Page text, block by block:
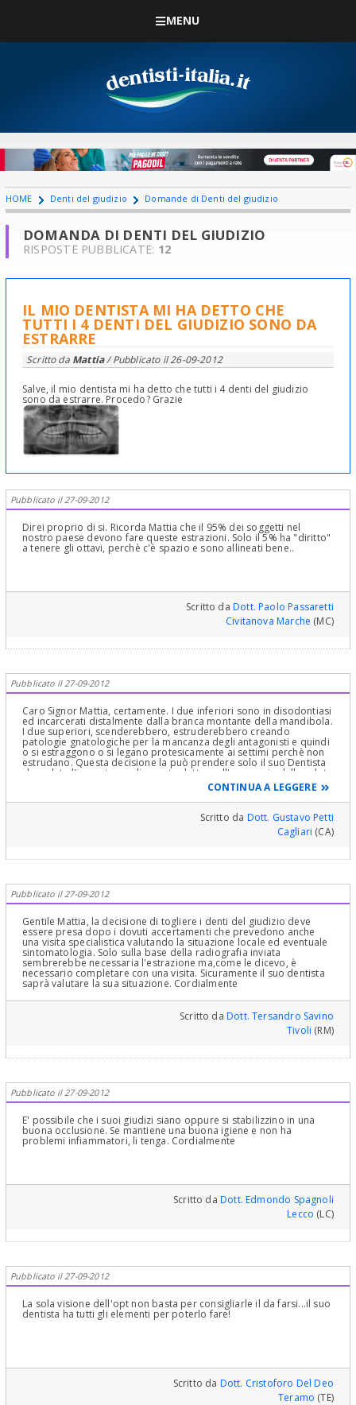
MENU
HOME Denti del giudizio Domande di Denti del giudizio
DOMANDA DI DENTI DEL GIUDIZIO
RISPOSTE PUBBLICATE: 12
IL MIO DENTISTA MI HA DETTO CHE
TUTTI I 4 DENTI DEL GIUDIZIO SONO DA
ESTRARRE
Scritto da Mattia/ Pubblicato il26-09-2012
Salve, il mio dentista mi ha detto che tutti i 4 denti del giudizio
sono da estrarre. Procedo? Grazie
Pubblicato il 27-09-2012
Direi proprio di si. Ricorda Mattia che il 95% dei soggetti nel
nostro paese devono fare queste estrazioni. Solo il 5% ha "diritto"
a tenere gli ottavi, perchè c'è spazio e sono allineati bene..
Scritto daDott. Paolo Passaretti
Civitanova Marche (MC)
Pubblicato il 27-09-2012
Caro Signor Mattia, certamente. I due inferiori sono in disodontiasi
ed incarcerati distalmente dalla branca montante della mandibola.
I due superiori, scenderebbero, estruderebbero creando
patologie gnatologiche per la mancanza degli antagonisti e quindi
o si estraggono o si legano protesicamente ai settimi perchè non
estrudano. Questa decisione la può prendere solo il suo Dentista
che valuta l'importanza di quanto detto, nell'economia della salute
della sua bocca. Cordialmente Gustavo Petti, Parodontologia,
Implantologia, Gnatologia e Riabilitazione Orale Completa in Casi
Clinici Complessi ed Ortodonzia e Pedodonzia la figlia Claudia
CONTINUA A LEGGERE
Scritto da Dott. Gustavo Petti
Cagliari (CA)
Pubblicato il 27-09-2012
Gentile Mattia, la decisione di togliere i denti del giudizio deve
essere presa dopo i dovuti accertamenti che prevedono anche
una visita specialistica valutando la situazione locale ed eventuale
sintomatologia. Solo sulla base della radiografia inviata
sembrerebbe necessaria l'estrazione ma,come le dicevo, è
necessario completare con una visita. Sicuramente il suo dentista
saprà valutare la sua situazione. Cordialmente
Scritto daDott. Tersandro Savino
Tivoli (RM)
Pubblicato il 27-09-2012
E' possibile che i suoi giudizi siano oppure si stabilizzino in una
buona occlusione. Se mantiene una buona igiene e non ha
problemi infiammatori, li tenga. Cordialmente
Scritto daDott. Edmondo Spagnoli
Lecco (LC)
Pubblicato il 27-09-2012
La sola visione dell'opt non basta per consigliarle il da farsi...il suo
dentista ha tutti gli elementi per poterlo fare!
Scritto da Dott. Cristoforo Del Deo
Teramo (TE)